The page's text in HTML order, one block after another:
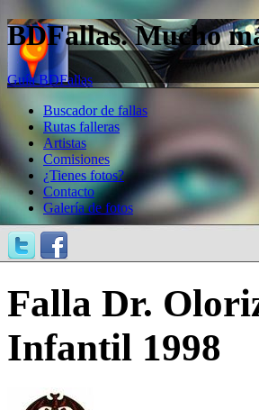
BDFallas. Mucho
Guía BDFallas
Buscador de fallas
Rutas falleras
Artistas
Comisiones
¿Tienes fotos?
Contacto
Galería de fotos
Falla Dr.
Infantil 1998